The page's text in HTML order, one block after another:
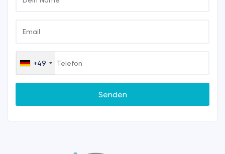
Germany
+49
+49
Senden